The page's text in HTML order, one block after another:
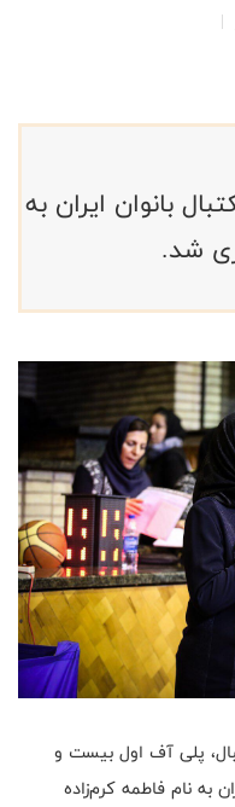
بانوان ایران به
شد.
پلی آف اول بیست و
به نام فاطمه کرم‌زاده